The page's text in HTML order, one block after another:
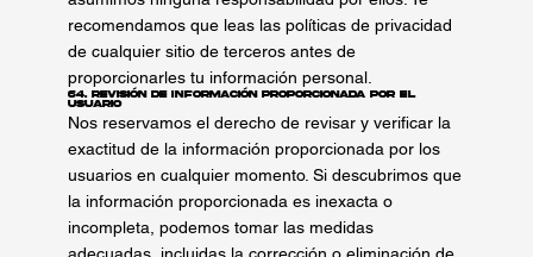
recomendamos que leas las políticas de privacidad
de cualquier sitio de terceros antes de
proporcionarles tu información personal.
64. Revisión de Información Proporcionada por el
Usuario
Nos reservamos el derecho de revisar y verificar la
exactitud de la información proporcionada por los
usuarios en cualquier momento. Si descubrimos que
la información proporcionada es inexacta o
incompleta, podemos tomar las medidas
adecuadas, incluidas la corrección o eliminación de